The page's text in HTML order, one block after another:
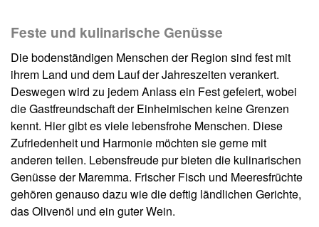
Feste und kulinarische Genüsse
Die bodenständigen Menschen der Region sind fest mit
ihrem Land und dem Lauf der Jahreszeiten verankert.
Deswegen wird zu jedem Anlass ein Fest gefeiert, wobei
die Gastfreundschaft der Einheimischen keine Grenzen
kennt. Hier gibt es viele lebensfrohe Menschen. Diese
Zufriedenheit und Harmonie möchten sie gerne mit
anderen teilen. Lebensfreude pur bieten die kulinarischen
Genüsse der Maremma. Frischer Fisch und Meeresfrüchte
gehören genauso dazu wie die deftig ländlichen Gerichte,
das Olivenöl und ein guter Wein.